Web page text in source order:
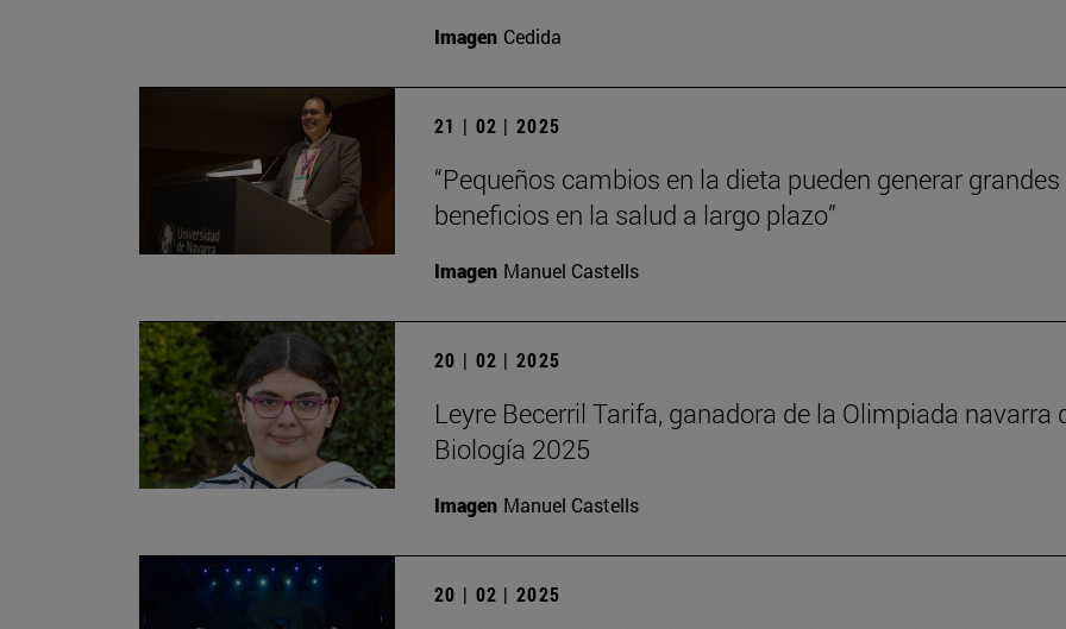
Imagen Cedida
21 | 02 | 2025
“Pequeños cambios en la dieta pueden generar grandes
beneficios en la salud a largo plazo”
Imagen Manuel Castells
20 | 02 | 2025
Leyre Becerril Tarifa, ganadora de la Olimpiada navarra
Biología 2025
Imagen Manuel Castells
20 | 02 | 2025